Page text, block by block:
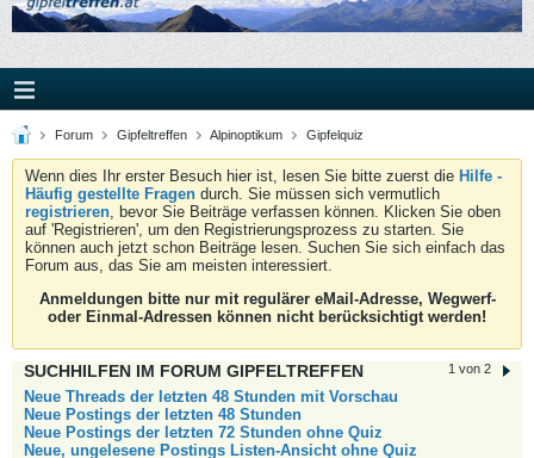
Forum Gipfeltreffen Alpinoptikum Gipfelquiz
Wenn dies Ihr erster Besuch hier ist, lesen Sie bitte zuerst die Hilfe -
Häufig gestellte Fragen durch. Sie müssen sich vermutlich
registrieren, bevor Sie Beiträge verfassen können. Klicken Sie oben
auf 'Registrieren', um den Registrierungsprozess zu starten. Sie
können auch jetzt schon Beiträge lesen. Suchen Sie sich einfach das
Forum aus, das Sie am meisten interessiert.
Anmeldungen bitte nur mit regulärer eMail-Adresse, Wegwerf-
oder Einmal-Adressen können nicht berücksichtigt werden!
1 von 2
SUCHHILFEN IM FORUM GIPFELTREFFEN
Neue Threads der letzten 48 Stunden mit Vorschau
Neue Postings der letzten 48 Stunden
Neue Postings der letzten 72 Stunden ohne Quiz
Neue, ungelesene Postings Listen-Ansicht ohne Quiz